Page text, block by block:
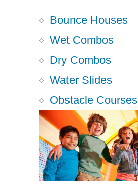
Bounce Houses
Wet Combos
Dry Combos
Water Slides
Obstacle Courses